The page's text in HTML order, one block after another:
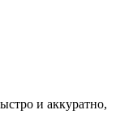
и аккуратно,